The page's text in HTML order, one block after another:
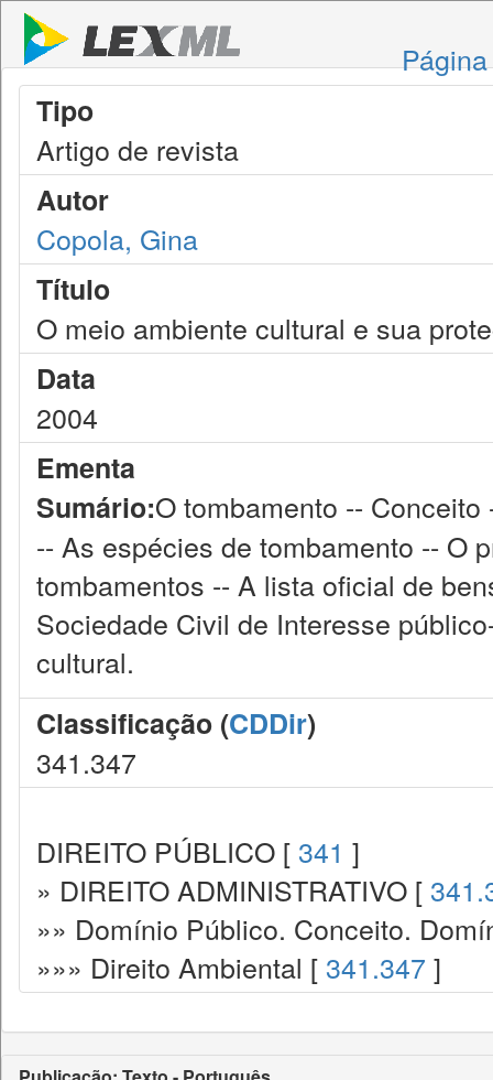
Tipo
Artigo de revista
Autor
Copola, Gina
Título
O meio ambiente cultural e sua
Data
2004
Ementa
Sumário:O tombamento --
-- As espécies de tombamento -- O
tombamentos -- A lista oficial de
Sociedade Civil de Interesse
cultural.
Classificação (CDDir)
341.347
DIREITO PÚBLICO [ 341 ]
» DIREITO ADMINISTRATIVO [
»» Domínio Público. Conceito.
»»» Direito Ambiental [ 341.347 ]